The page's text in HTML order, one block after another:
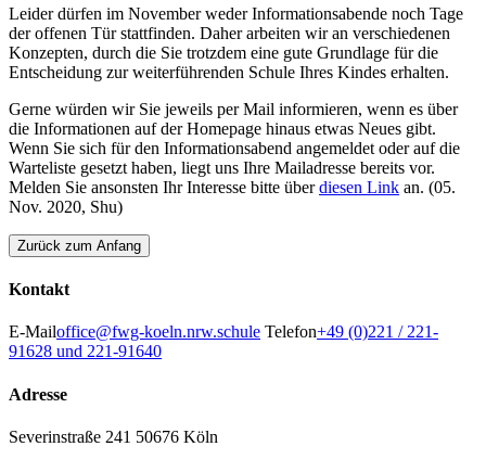
Leider dürfen im November weder Informationsabende noch Tage
der offenen Tür stattfinden. Daher arbeiten wir an verschiedenen
Konzepten, durch die Sie trotzdem eine gute Grundlage für die
Entscheidung zur weiterführenden Schule Ihres Kindes erhalten.
Gerne würden wir Sie jeweils per Mail informieren, wenn es über
die Informationen auf der Homepage hinaus etwas Neues gibt.
Wenn Sie sich für den Informationsabend angemeldet oder auf die
Warteliste gesetzt haben, liegt uns Ihre Mailadresse bereits vor.
Melden Sie ansonsten Ihr Interesse bitte überdiesen Link an. (05.
Nov. 2020, Shu)
Zurück zum Anfang
Kontakt
E-Mailoffice@fwg-koeln.nrw.schule Telefon+49 (0)221 / 221-
91628 und 221-91640
Adresse
Severinstraße 241 50676 Köln